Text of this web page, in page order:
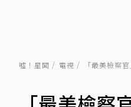
噓！星聞 電視 「最美檢察